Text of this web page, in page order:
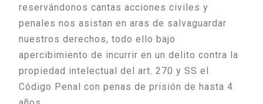
reservándonos cantas acciones civiles y
penales nos asistan en aras de salvaguardar
nuestros derechos, todo ello bajo
apercibimiento de incurrir en un delito contra la
propiedad intelectual del art. 270 y SS el
Código Penal con penas de prisión de hasta 4